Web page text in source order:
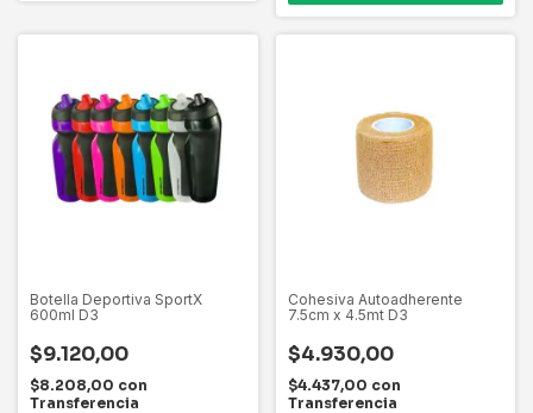
Botella Deportiva SportX
600ml D3
$9.120,00
$8.208,00 con
Transferencia
Cohesiva Autoadherente
7.5cm x 4.5mt D3
$4.930,00
$4.437,00 con
Transferencia